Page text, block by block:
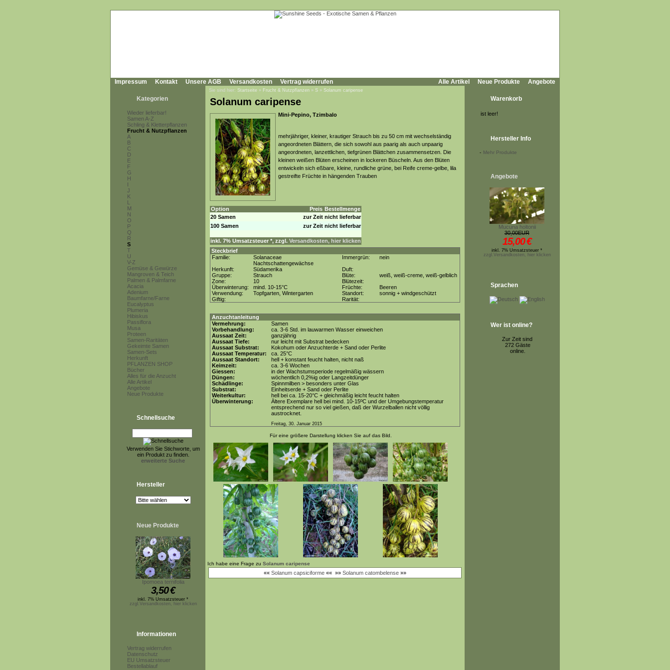
Impressum Kontakt Unsere AGB Versandkosten Vertrag widerrufen Alle Artikel Neue Produkte Angebote
Kategorien
Wieder lieferbar!
Samen A-Z
Schling & Kletterpflanzen
Frucht & Nutzpflanzen
A
B
C
D
E
F
G
H
I
J
K
L
M
N
O
P
Q
R
S
T
U
V-Z
Gemüse & Gewürze
Mangroven & Teich
Palmen & Palmfarne
Acacia
Adenium
Baumfarne/Farne
Eucalyptus
Plumeria
Hibiskus
Passiflora
Musa
Proteen
Samen-Raritäten
Gekeimte Samen
Samen-Sets
Herkunft
PFLANZEN SHOP
Bücher
Alles für die Anzucht
Alle Artikel
Angebote
Neue Produkte
Schnellsuche
Verwenden Sie Stichworte, um
ein Produkt zu finden.
erweiterte Suche
Hersteller
Neue Produkte
Ipomoea ternifolia
3,50€
inkl. 7% Umsatzsteuer *
zzgl.Versandkosten, hier klicken
Informationen
Vertrag widerrufen
Datenschutz
EU Umsatzsteuer
Bestellablauf
Sie sind hier: Startseite » Frucht & Nutzpflanzen » S » Solanum caripense
Solanum caripense
Mini-Pepino, Tzimbalo
mehrjähriger, kleiner, krautiger Strauch bis zu 50 cm mit wechselständig
angeordneten Blättern, die sich sowohl aus paarig als auch unpaarig
angeordneten, lanzettlichen, tiefgrünen Blättchen zusammensetzen. Die
kleinen weißen Blüten erscheinen in lockeren Büscheln. Aus den Blüten
entwickeln sich eßbare, kleine, rundliche grüne, bei Reife creme-gelbe, lila
gestreifte Früchte in hängenden Trauben
Option Preis Bestellmenge
20 Samen
zur Zeit nicht lieferbar
100 Samen
zur Zeit nicht lieferbar
inkl. 7% Umsatzsteuer *, zzgl. Versandkosten, hier klicken
Steckbrief
Familie:
Solanaceae
Nachtschattengewächse
Immergrün:
nein
Herkunft:
Südamerika
Duft:
Gruppe:
Strauch Blüte:
weiß, weiß-creme, weiß-gelblich
Zone:
10
Blütezeit:
Überwinterung:
mind. 10-15°C Früchte:
Beeren
Verwendung:
Topfgarten, Wintergarten Standort:
sonnig + windgeschützt
Giftig:
Rarität:
Anzuchtanleitung
Vermehrung:
Samen
Vorbehandlung:
ca. 3-6 Std. im lauwarmen Wasser einweichen
Aussaat Zeit:
ganzjährig
Aussaat Tiefe:
nur leicht mit Substrat bedecken
Aussaat Substrat:
Kokohum oder Anzuchterde + Sand oder Perlite
Aussaat Temperatur:
ca. 25°C
Aussaat Standort:
hell + konstant feucht halten, nicht naß
Keimzeit:
ca. 3-6 Wochen
Giessen:
in der Wachstumsperiode regelmäßig wässern
Düngen:
wöchentlich 0,2%ig oder Langzeitdünger
Schädlinge:
Spinnmilben > besonders unter Glas
Substrat:
Einheitserde + Sand oder Perlite
Weiterkultur:
hell bei ca. 15-20°C + gleichmäßig leicht feucht halten
Überwinterung:
Ältere Exemplare hell bei mind. 10-15ºC und der Umgebungstemperatur
entsprechend nur so viel gießen, daß der Wurzelballen nicht völlig
austrocknet.
Freitag, 30. Januar 2015
Für eine größere Darstellung klicken Sie auf das Bild.
Ich habe eine Frage zu Solanum caripense
«« Solanum capsiciforme «« »» Solanum catombelense »»
Warenkorb
ist leer!
Hersteller Info
- Mehr Produkte
Angebote
Mucuna holtonii
30,00EUR
15,00€
inkl. 7% Umsatzsteuer *
zzgl.Versandkosten, hier klicken
Sprachen
Wer ist online?
Zur Zeit sind
272 Gäste
online.